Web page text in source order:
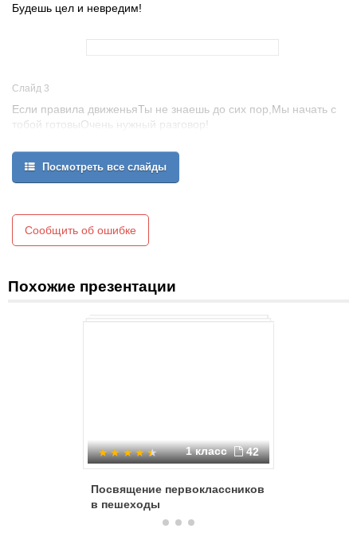
Будешь цел и невредим!
Слайд 3
Если правила движеньяТы не знаешь до сих пор,Мы начать с
тобой готовыОчень нужный разговор!
Посмотреть все слайды
Сообщить об ошибке
Похожие презентации
1 класс 42
Посвящение первоклассников
в пешеходы